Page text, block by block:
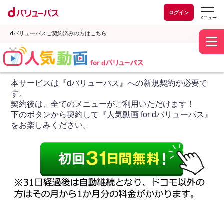
ログイン
dバリューパスご契約済みの方はこちら
本サービスは『dバリューパス』への新規契約が必要で
す。
契約後は、全てのメニューがご利用いただけます！
下のボタンから契約して『人気動画 for dバリューパス』
をお楽しみください。